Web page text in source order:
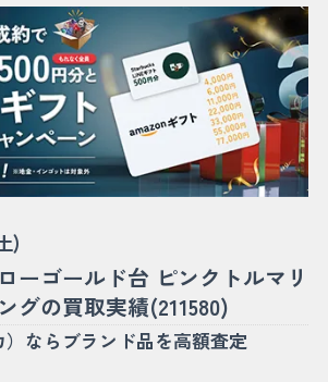
)
ーゴールド台 ピンクトルマリ
グの買取実績(211580)
）ならブランド品を高額査定